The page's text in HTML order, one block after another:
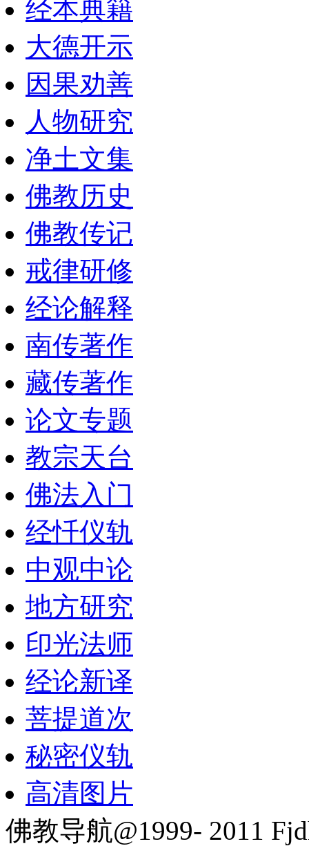
经本典籍
大德开示
因果劝善
人物研究
净土文集
佛教历史
佛教传记
戒律研修
经论解释
南传著作
藏传著作
论文专题
教宗天台
佛法入门
经忏仪轨
中观中论
地方研究
印光法师
经论新译
菩提道次
秘密仪轨
高清图片
佛教导航@1999- 2011